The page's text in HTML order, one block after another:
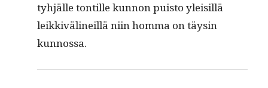
tyhjälle ton­tille kun­non puis­to yleisil­lä
leikkivä­lineil­lä niin hom­ma on täysin
kunnossa.